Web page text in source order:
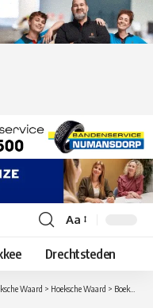
Lettergrootte
aanpassen
Aa
Drechtsteden
Waard > Hoeksche Waard > BoekStart Peuterparade: Zomers voorleesmoment met Fien en Milo in de bibliotheek van Numansdorp en Strijen